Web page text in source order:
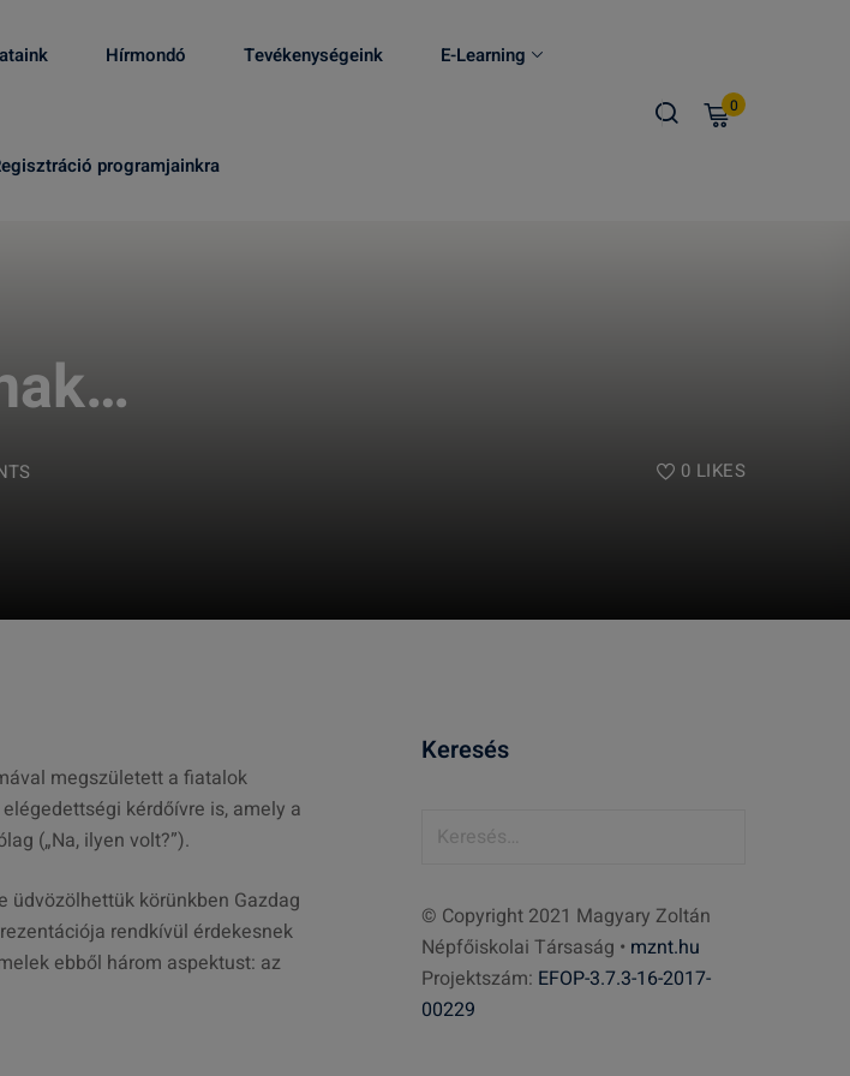
Hírmondó Tevékenységeink E-Learning
programjainkra
0
0 LIKES
megszületett a fiatalok
kérdőívre is, amely a
(„Na, ilyen volt?”).
körünkben Gazdag
rendkívül érdekesnek
ebből három aspektust: az
Keresés
e
s
é
s
© Copyright 2021 Magyary Zoltán
Népfőiskolai Társaság • mznt.hu
Projektszám: EFOP-3.7.3-16-2017-
00229